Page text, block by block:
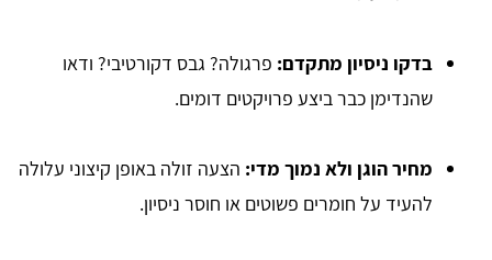
בדקו ניסיון מתקדם: פרגולה? גבס דקורטיבי? ודאו
שהנדימן כבר ביצע פרויקטים דומים.
מחיר הוגן ולא נמוך מדי: הצעה זולה באופן קיצוני עלולה
להעיד על חומרים פשוטים או חוסר ניסיון.